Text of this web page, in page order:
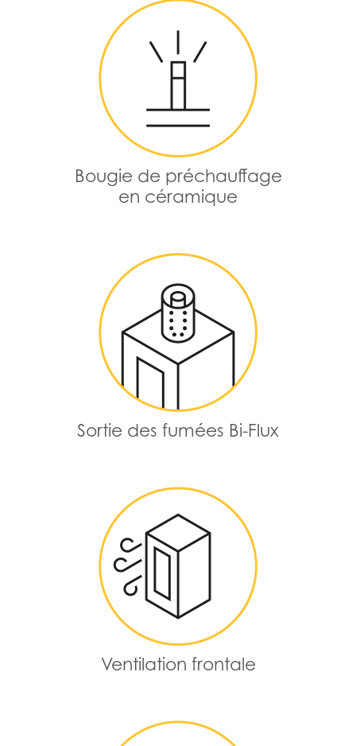
Bougie de préchauffage
en céramique
Sortie des fumées Bi-Flux
Ventilation frontale